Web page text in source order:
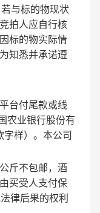
与标的物现状
拍人应自行核
标的物实际情
知悉并承诺遵
台付尾款或线
农业银行股份有
样）。本公司
斤不包邮，酒
买受人支付保
律后果的权利